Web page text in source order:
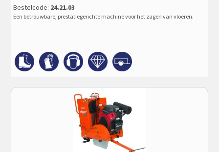
Bestelcode: 24.21.03
Een betrouwbare, prestatiegerichte machine voor het zagen van vloeren.